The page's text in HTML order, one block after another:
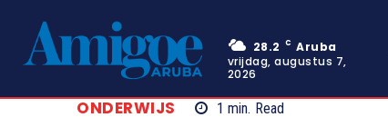
28.2 C Aruba
vrijdag, augustus 7,
2026
ONDERWIJS 1 min. Read